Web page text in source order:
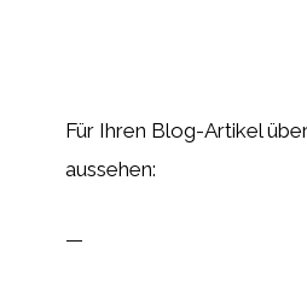
Für Ihren Blog-Artikel
aussehen:
—